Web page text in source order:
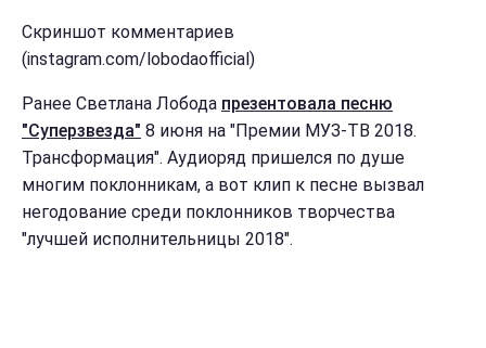
Скриншот комментариев
(instagram.com/lobodaofficial)
Ранее Светлана Лобода презентовала песню
"Суперзвезда" 8 июня на "Премии МУЗ-ТВ 2018.
Трансформация". Аудиоряд пришелся по душе
многим поклонникам, а вот клип к песне вызвал
негодование среди поклонников творчества
"лучшей исполнительницы 2018".